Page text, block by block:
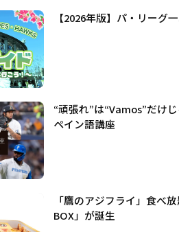
【2026年版】パ・リーグ
“頑張れ”は“Vamos”だけ
ペイン語講座
「鷹のアジフライ」食べ
BOX」が誕生